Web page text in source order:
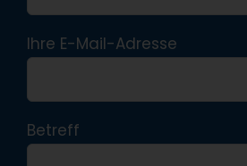
Ihre E-Mail-Adresse
Betreff